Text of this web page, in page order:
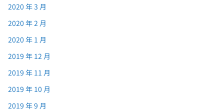
2020 年 3 月
2020 年 2 月
2020 年 1 月
2019 年 12 月
2019 年 11 月
2019 年 10 月
2019 年 9 月